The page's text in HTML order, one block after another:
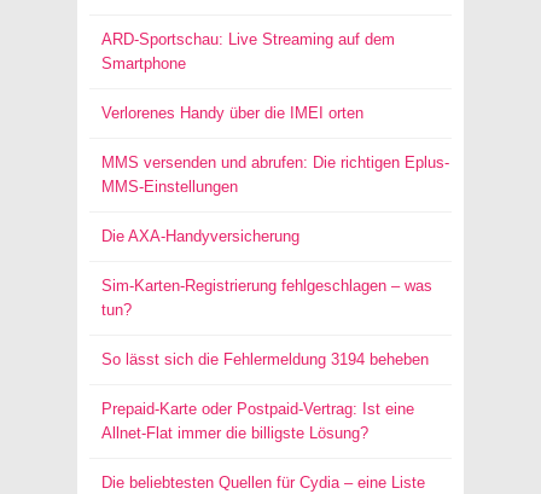
ARD-Sportschau: Live Streaming auf dem
Smartphone
Verlorenes Handy über die IMEI orten
MMS versenden und abrufen: Die richtigen Eplus-
MMS-Einstellungen
Die AXA-Handyversicherung
Sim-Karten-Registrierung fehlgeschlagen – was
tun?
So lässt sich die Fehlermeldung 3194 beheben
Prepaid-Karte oder Postpaid-Vertrag: Ist eine
Allnet-Flat immer die billigste Lösung?
Die beliebtesten Quellen für Cydia – eine Liste